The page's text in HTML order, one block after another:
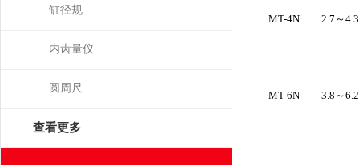
缸径规
内齿量仪
圆周尺
查看更多
MT-4N 2.7～4.3
MT-6N 3.8～6.2